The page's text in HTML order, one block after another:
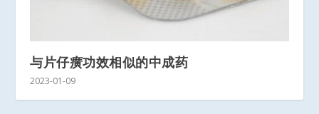
与片仔癀功效相似的中成药
2023-01-09